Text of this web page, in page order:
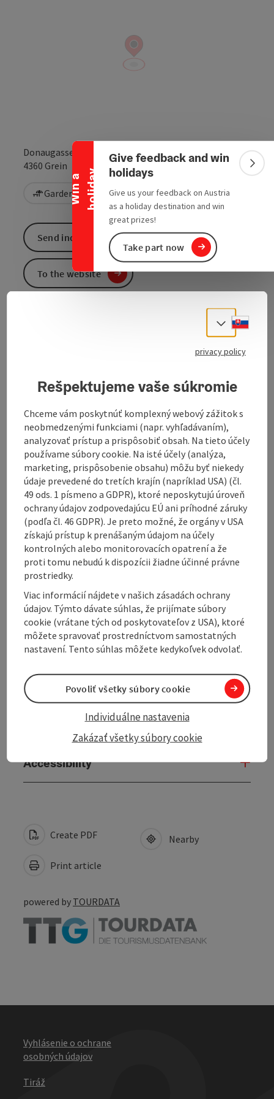
W
i
n
a
h
o
l
i
d
a y
Collapse banner
Give feedback and win
holidays
Give us your feedback on Austria
as a holiday destination and win
great prizes!
Take part now
Donaugasse 3
4360 Grein open inOpen in
Garden / Patio Vegetarian
In a pleasant, cosy atmosphere, the Morina family will
spoil you with specialities of Italian and Austrian
in the restaurant or to take home.
Salad buffet
Cocktail bar
Beautiful shady garden
Contact
Opening hours
Kitchen
Equipment
Prices
Arrival
Accessibility
Send inquiry
To the website
Create PDF
Print article
Nearby
powered by TOURDATA
Vyhlásenie o ochrane
osobných údajov
Tiráž
Select
privacy policy
Rešpektujeme vaše súkromie
Chceme vám poskytnúť komplexný webový zážitok s
neobmedzenými funkciami (napr. vyhľadávaním),
analyzovať prístup a prispôsobiť obsah. Na tieto účely
používame súbory cookie. Na isté účely (analýza,
marketing, prispôsobenie obsahu) môžu byť niekedy
údaje prevedené do tretích krajín (napríklad USA) (čl.
49 ods. 1 písmeno a GDPR), ktoré neposkytujú úroveň
ochrany údajov zodpovedajúcu EÚ ani príhodné záruky
(podľa čl. 46 GDPR). Je preto možné, že orgány v USA
získajú prístup k prenášaným údajom na účely
kontrolných alebo monitorovacích opatrení a že
proti tomu nebudú k dispozícii žiadne účinné právne
prostriedky.
Viac informácií nájdete v našich zásadách ochrany
údajov. Týmto dávate súhlas, že prijímate súbory
cookie (vrátane tých od poskytovateľov z USA), ktoré
môžete spravovať prostredníctvom samostatných
nastavení. Tento súhlas môžete kedykoľvek odvolať.
Zakázať všetky súbory cookie
Individuálne nastavenia
Povoliť všetky súbory cookie